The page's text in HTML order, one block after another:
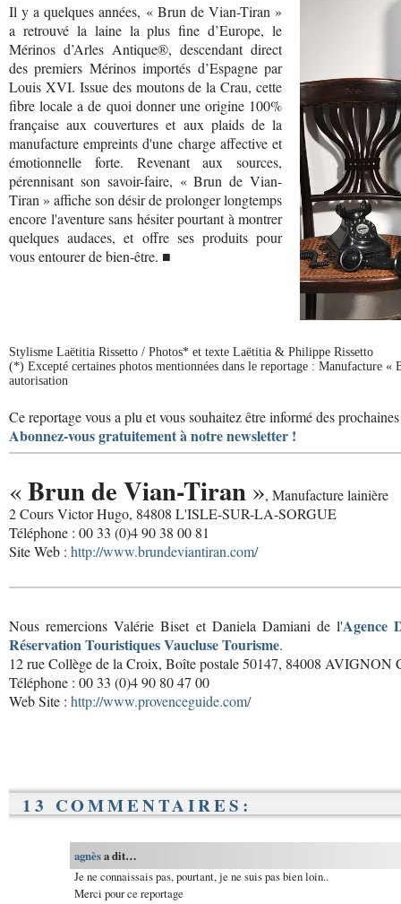
Il y a quelques années, « Brun de Vian-Tiran »
a retrouvé la laine la plus fine d’Europe, le
Mérinos d’Arles Antique®, descendant direct
des premiers Mérinos importés d’Espagne par
Louis XVI. Issue des moutons de la Crau, cette
fibre locale a de quoi donner une origine 100%
française aux couvertures et aux plaids de la
manufacture empreints d'une charge affective et
émotionnelle forte. Revenant aux sources,
pérennisant son savoir-faire, « Brun de Vian-
Tiran » affiche son désir de prolonger longtemps
encore l'aventure sans hésiter pourtant à montrer
quelques audaces, et offre ses produits pour
vous entourer de bien-être. ■
Stylisme Laëtitia Rissetto / Photos* et texte Laëtitia & Philippe Rissetto
(*) Excepté certaines photos mentionnées dans le reportage : Manufacture
autorisation
Ce reportage vous a plu et vous souhaitez être informé des
Abonnez-vous gratuitement à notre newsletter !
«Brun de Vian-Tiran », Manufacture lainière
2 Cours Victor Hugo, 84808 L'ISLE-SUR-LA-SORGUE
Téléphone : 00 33 (0)4 90 38 00 81
Site Web : http://www.brundeviantiran.com/
Nous remercions Valérie Biset et Daniela Damiani de l'Agence
Réservation Touristiques Vaucluse Tourisme.
12 rue Collège de la Croix, Boîte postale 50147, 84008 AVIGNON
Téléphone : 00 33 (0)4 90 80 47 00
Web Site : http://www.provenceguide.com/
13 COMMENTAIRES:
agnèsa dit…
Je ne connaissais pas, pourtant, je ne suis pas bien loin..
Merci pour ce reportage